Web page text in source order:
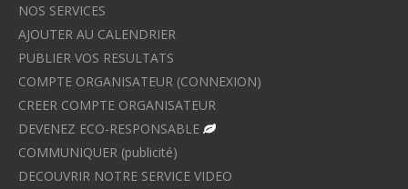
NOS SERVICES
AJOUTER AU CALENDRIER
PUBLIER VOS RESULTATS
COMPTE ORGANISATEUR (CONNEXION)
CREER COMPTE ORGANISATEUR
DEVENEZ ECO-RESPONSABLE
COMMUNIQUER (publicité)
DECOUVRIR NOTRE SERVICE VIDEO